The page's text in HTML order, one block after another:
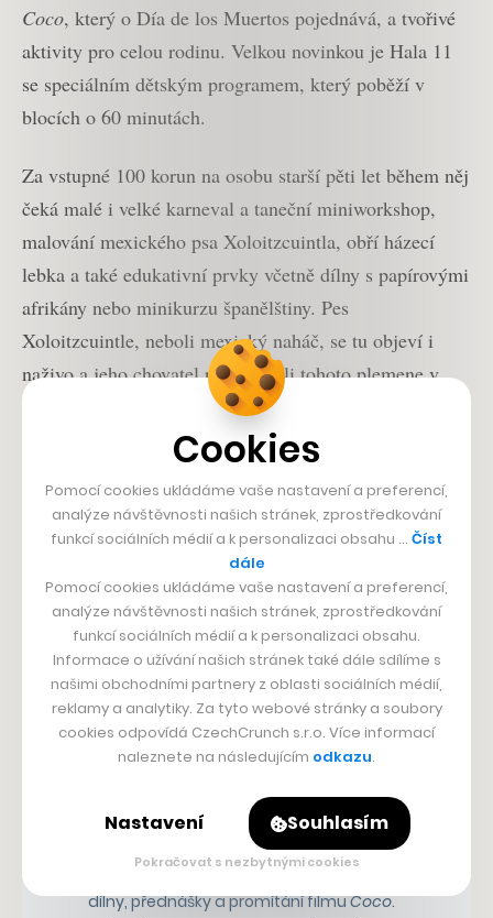
Coco, který o Día de los Muertos pojednává, a tvořivé
aktivity pro celou rodinu. Velkou novinkou je Hala 11
se speciálním dětským programem, který poběží v
blocích o 60 minutách.
Za vstupné 100 korun na osobu starší pěti let během něj
čeká malé i velké karneval a taneční miniworkshop,
malování mexického psa Xoloitzcuintla, obří házecí
lebka a také edukativní prvky včetně dílny s papírovými
afrikány nebo minikurzu španělštiny. Pes
Xoloitzcuintle, neboli mexický naháč, se tu objeví i
naživo a jeho chovatel přiblíží roli tohoto plemene v
mexické kultuře. Vstupenky jsou v předprodeji v síti
GoOut. V obou halách si lze také připlatit profesionální
Catrinas.
Shrnutí programu Día de los Muertos v
Holešovické tržnici
Kdy:čtvrtek 30. října 2025
Kde:Holešovická tržnice, Praha 7
Gastrozóna na Tržním náměstí (11:00–22:00,
vstup volný) – tacos, quesadillas, churros a
tradiční mexické nápoje.
Mexický oltář na Tržním náměstí – zapůjčený
25. října (v sobotu 8:00–15:00, pondělí–středa
11:00–19:00, čtvrtek 30. října po celý den).
Hala 13 (13:00–20:00, vstup volný) – trh s
dílny, přednášky a promítání filmuCoco.
Cookies
Pomocí cookies ukládáme vaše nastavení a preferencí,
analýze návštěvnosti našich stránek, zprostředkování
funkcí sociálních médií a k personalizaci obsahu … Číst
dále
Pomocí cookies ukládáme vaše nastavení a preferencí,
analýze návštěvnosti našich stránek, zprostředkování
funkcí sociálních médií a k personalizaci obsahu.
Informace o užívání našich stránek také dále sdílíme s
našimi obchodními partnery z oblasti sociálních médií,
reklamy a analytiky. Za tyto webové stránky a soubory
cookies odpovídá CzechCrunch s.r.o. Více informací
naleznete na následujícím odkazu.
Nastavení Souhlasím
Pokračovat s nezbytnými cookies